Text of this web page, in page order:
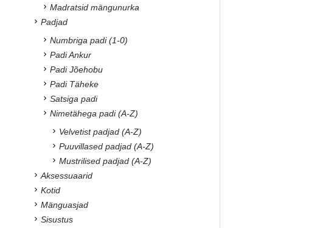
Madratsid mängunurka
Padjad
Numbriga padi (1-0)
Padi Ankur
Padi Jõehobu
Padi Täheke
Satsiga padi
Nimetähega padi (A-Z)
Velvetist padjad (A-Z)
Puuvillased padjad (A-Z)
Mustrilised padjad (A-Z)
Aksessuaarid
Kotid
Mänguasjad
Sisustus